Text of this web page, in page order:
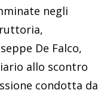
negli
De Falco,
allo scontro
condotta da